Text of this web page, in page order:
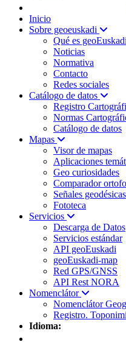
Inicio
Sobre geoeuskadi
Qué es geoEuskadi
Noticias
Normativa
Contacto
Redes sociales
Catálogo de datos
Registro
Normas
Catálogo de datos
Mapas
Visor de mapas
Aplicaciones
Geo curiosidades
Comparador
Señales geodésicas
Fototeca
Servicios
Descarga de Datos
Servicios estándar
API geoEuskadi
geoEuskadi-map
Red GPS/GNSS
API Rest NORA
Nomenclátor
Nomenclátor
Registro.
Idioma: